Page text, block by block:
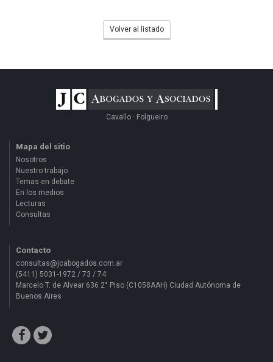
Volver al listado
Cavallo · Folgueiro
Mapa del sitio
Nosotros
Nuestro trabajo
Temas en debate
En los medios
Lecturas
Consultas
Contacto
consultas@jcabogados.com.ar
(5411) 5031-1972 / 73 / 74
Marcelo T. de Alvear 636 2° Piso (C1058AAH) Ciudad Autónoma de
Buenos Aires